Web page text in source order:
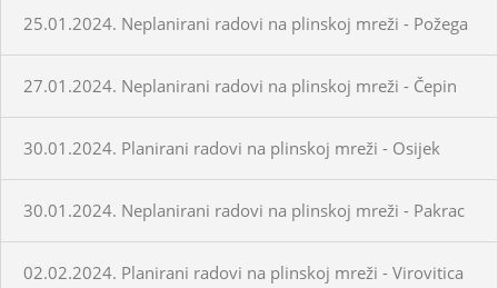
25.01.2024. Neplanirani radovi na plinskoj mreži - Požega
27.01.2024. Neplanirani radovi na plinskoj mreži - Čepin
30.01.2024. Planirani radovi na plinskoj mreži - Osijek
30.01.2024. Neplanirani radovi na plinskoj mreži - Pakrac
02.02.2024. Planirani radovi na plinskoj mreži - Virovitica